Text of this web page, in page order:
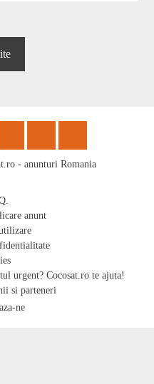
- anunturi Romania
anunt
Tu stii cum sa iti vinzi apartamentul urgent? Cocosat.ro te ajuta!
si parteneri
ne